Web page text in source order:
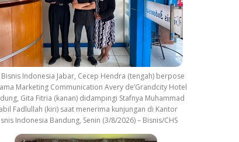
Bisnis Indonesia Jabar, Cecep Hendra (tengah) berpose
Marketing Communication Avery de’Grandcity Hotel
Gita Fitria (kanan) didampingi Stafnya Muhammad
Fadlullah (kiri) saat menerima kunjungan di Kantor
Indonesia Bandung, Senin (3/8/2026) – Bisnis/CHS